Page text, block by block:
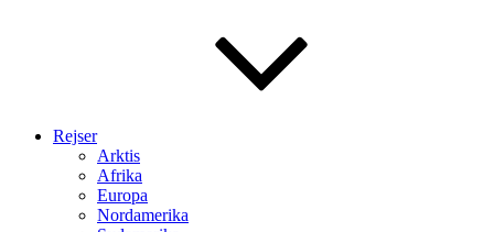
Rejser
Arktis
Afrika
Europa
Nordamerika